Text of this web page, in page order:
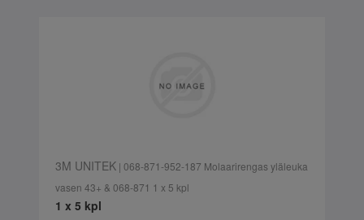
3M UNITEK| 068-871-952-187 Molaarirengas yläleuka
vasen 43+ & 068-871 1 x 5 kpl
1 x 5 kpl